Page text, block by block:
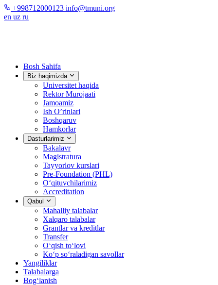
+998712000123 info@tmuni.org
en uz ru
Bosh Sahifa
Biz haqimizda
Universitet haqida
Rektor Murojaati
Jamoamiz
Ish O’rinlari
Boshqaruv
Hamkorlar
Dasturlarimiz
Bakalavr
Magistratura
Tayyorlov kurslari
Pre-Foundation (PHL)
O‘qituvchilarimiz
Accreditation
Qabul
Mahalliy talabalar
Xalqaro talabalar
Grantlar va kreditlar
Transfer
O‘qish to‘lovi
Ko‘p so‘raladigan savollar
Yangiliklar
Talabalarga
Bog‘lanish